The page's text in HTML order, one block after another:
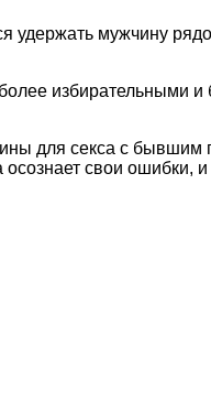
мужчину
избирательными
для секса с
свои ошибки,